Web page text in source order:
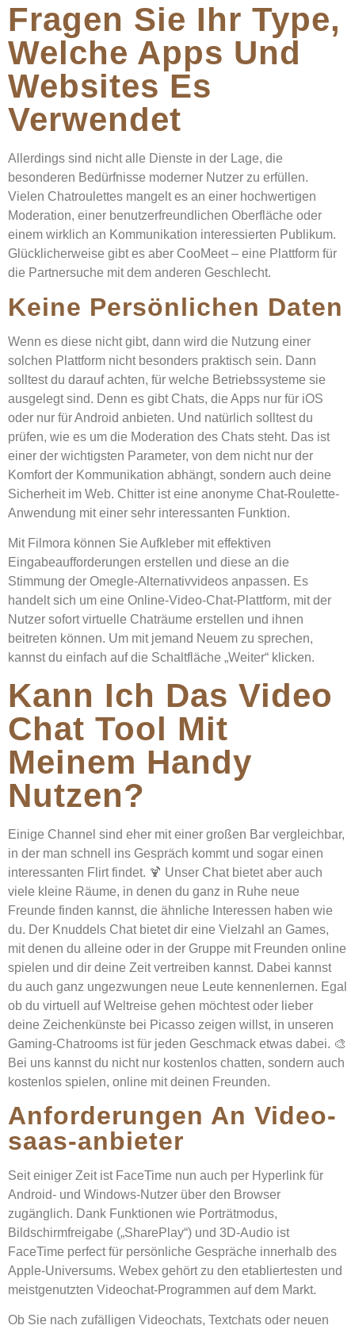
Fragen Sie Ihr Type,
Welche Apps Und
Websites Es
Verwendet
Allerdings sind nicht alle Dienste in der Lage, die
besonderen Bedürfnisse moderner Nutzer zu erfüllen.
Vielen Chatroulettes mangelt es an einer hochwertigen
Moderation, einer benutzerfreundlichen Oberfläche oder
einem wirklich an Kommunikation interessierten Publikum.
Glücklicherweise gibt es aber CooMeet – eine Plattform für
die Partnersuche mit dem anderen Geschlecht.
Keine Persönlichen Daten
Wenn es diese nicht gibt, dann wird die Nutzung einer
solchen Plattform nicht besonders praktisch sein. Dann
solltest du darauf achten, für welche Betriebssysteme sie
ausgelegt sind. Denn es gibt Chats, die Apps nur für iOS
oder nur für Android anbieten. Und natürlich solltest du
prüfen, wie es um die Moderation des Chats steht. Das ist
einer der wichtigsten Parameter, von dem nicht nur der
Komfort der Kommunikation abhängt, sondern auch deine
Sicherheit im Web. Chitter ist eine anonyme Chat-Roulette-
Anwendung mit einer sehr interessanten Funktion.
Mit Filmora können Sie Aufkleber mit effektiven
Eingabeaufforderungen erstellen und diese an die
Stimmung der Omegle-Alternativvideos anpassen. Es
handelt sich um eine Online-Video-Chat-Plattform, mit der
Nutzer sofort virtuelle Chaträume erstellen und ihnen
beitreten können. Um mit jemand Neuem zu sprechen,
kannst du einfach auf die Schaltfläche „Weiter“ klicken.
Kann Ich Das Video
Chat Tool Mit
Meinem Handy
Nutzen?
Einige Channel sind eher mit einer großen Bar vergleichbar,
in der man schnell ins Gespräch kommt und sogar einen
interessanten Flirt findet. 🍹 Unser Chat bietet aber auch
viele kleine Räume, in denen du ganz in Ruhe neue
Freunde finden kannst, die ähnliche Interessen haben wie
du. Der Knuddels Chat bietet dir eine Vielzahl an Games,
mit denen du alleine oder in der Gruppe mit Freunden online
spielen und dir deine Zeit vertreiben kannst. Dabei kannst
du auch ganz ungezwungen neue Leute kennenlernen. Egal
ob du virtuell auf Weltreise gehen möchtest oder lieber
deine Zeichenkünste bei Picasso zeigen willst, in unseren
Gaming-Chatrooms ist für jeden Geschmack etwas dabei. 🎨
Bei uns kannst du nicht nur kostenlos chatten, sondern auch
kostenlos spielen, online mit deinen Freunden.
Anforderungen An Video-
saas-anbieter
Seit einiger Zeit ist FaceTime nun auch per Hyperlink für
Android- und Windows-Nutzer über den Browser
zugänglich. Dank Funktionen wie Porträtmodus,
Bildschirmfreigabe („SharePlay“) und 3D-Audio ist
FaceTime perfect für persönliche Gespräche innerhalb des
Apple-Universums. Webex gehört zu den etabliertesten und
meistgenutzten Videochat-Programmen auf dem Markt.
Ob Sie nach zufälligen Videochats, Textchats oder neuen